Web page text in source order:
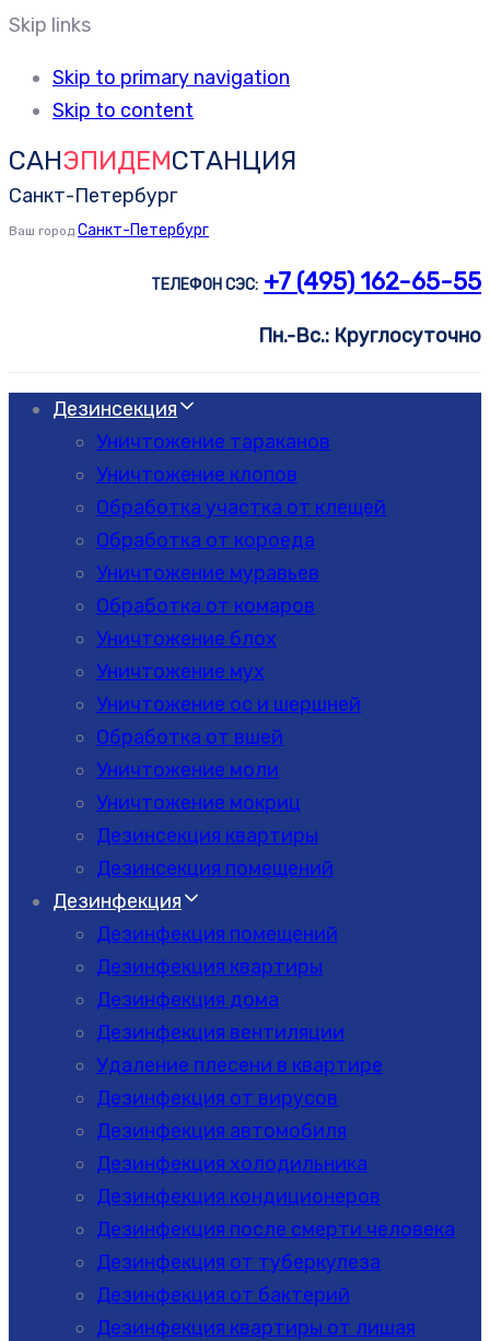
Skip links
Skip to primary navigation
Skip to content
САНЭПИДЕМСТАНЦИЯ
Санкт-Петербург
Ваш город Санкт-Петербург
ТЕЛЕФОН СЭС: +7 (495) 162-65-55
Пн.-Вс.: Круглосуточно
Дезинсекция
Уничтожение тараканов
Уничтожение клопов
Обработка участка от клещей
Обработка от короеда
Уничтожение муравьев
Обработка от комаров
Уничтожение блох
Уничтожение мух
Уничтожение ос и шершней
Обработка от вшей
Уничтожение моли
Уничтожение мокриц
Дезинсекция квартиры
Дезинсекция помещений
Дезинфекция
Дезинфекция помещений
Дезинфекция квартиры
Дезинфекция дома
Дезинфекция вентиляции
Удаление плесени в квартире
Дезинфекция от вирусов
Дезинфекция автомобиля
Дезинфекция холодильника
Дезинфекция кондиционеров
Дезинфекция после смерти человека
Дезинфекция от туберкулеза
Дезинфекция от бактерий
Дезинфекция квартиры от лишая